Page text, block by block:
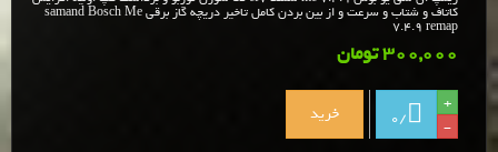
کاتاف و شتاب و سرعت و از بین بردن کامل تاخیر دریچه گاز برقی samand Bosch Me
7.4.9 remap
300,000 تومان
+
-
/
0 خرید